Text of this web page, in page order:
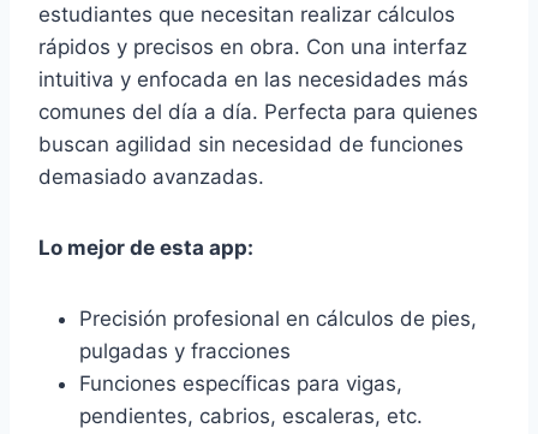
estudiantes que necesitan realizar cálculos
rápidos y precisos en obra. Con una interfaz
intuitiva y enfocada en las necesidades más
comunes del día a día. Perfecta para quienes
buscan agilidad sin necesidad de funciones
demasiado avanzadas.
Lo mejor de esta app:
Precisión profesional en cálculos de pies,
pulgadas y fracciones
Funciones específicas para vigas,
pendientes, cabrios, escaleras, etc.